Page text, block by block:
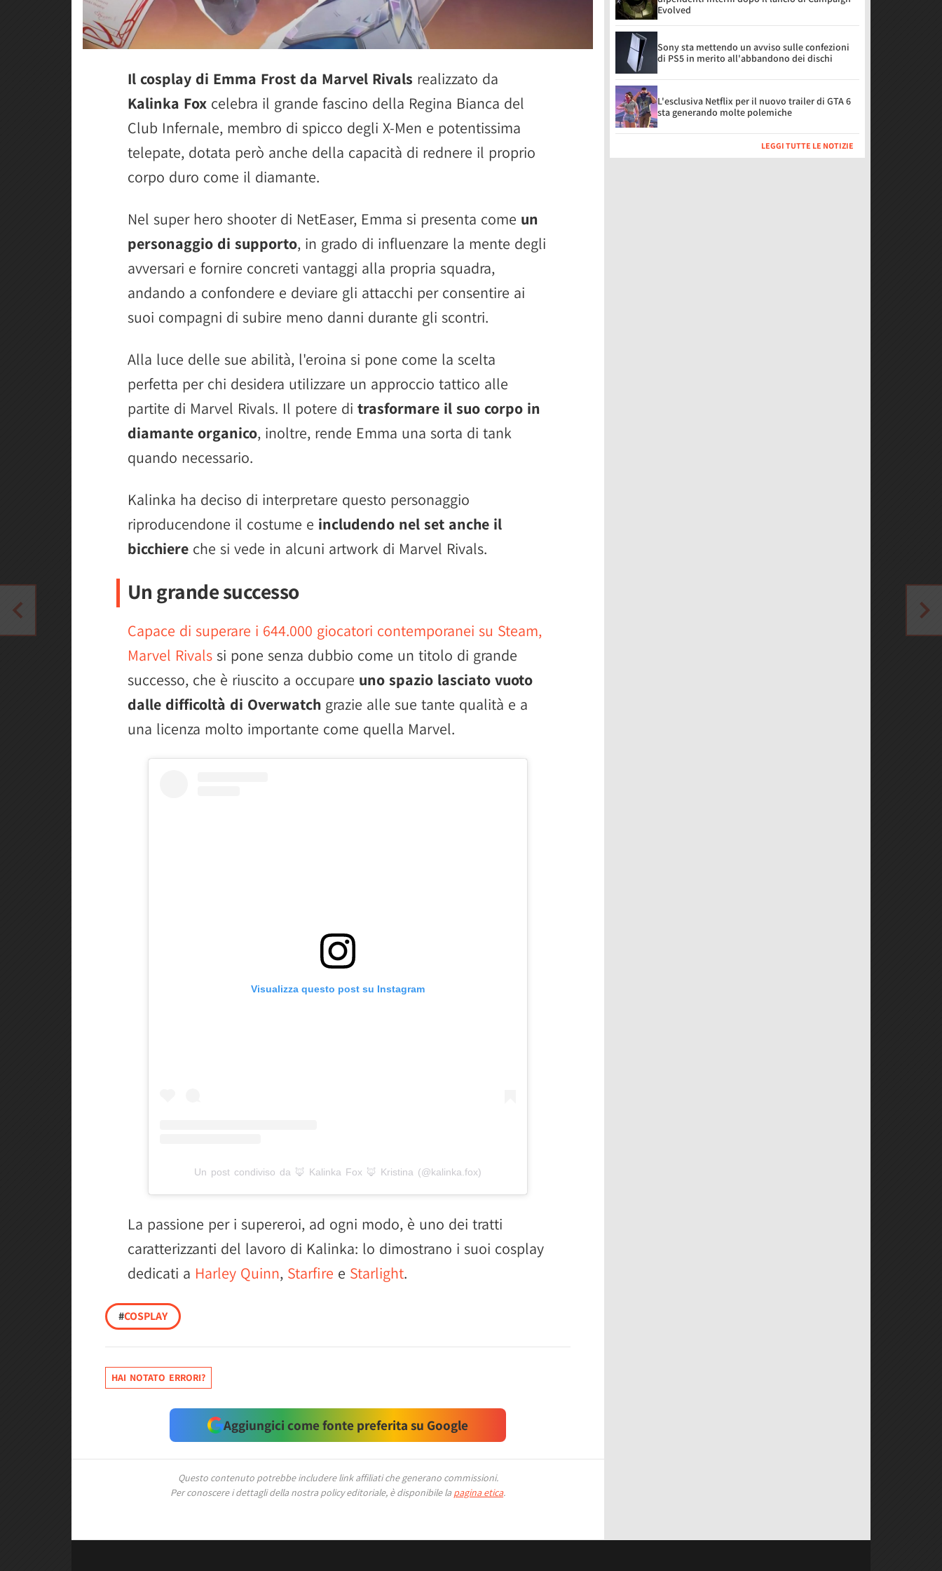
Il cosplay di Emma Frost da Marvel Rivals realizzato da
Kalinka Fox celebra il grande fascino della Regina Bianca del
Club Infernale, membro di spicco degli X-Men e potentissima
telepate, dotata però anche della capacità di rednere il proprio
corpo duro come il diamante.
Nel super hero shooter di NetEaser, Emma si presenta come un
personaggio di supporto, in grado di influenzare la mente degli
avversari e fornire concreti vantaggi alla propria squadra,
andando a confondere e deviare gli attacchi per consentire ai
suoi compagni di subire meno danni durante gli scontri.
Alla luce delle sue abilità, l'eroina si pone come la scelta
perfetta per chi desidera utilizzare un approccio tattico alle
partite di Marvel Rivals. Il potere di trasformare il suo corpo in
diamante organico, inoltre, rende Emma una sorta di tank
quando necessario.
Kalinka ha deciso di interpretare questo personaggio
riproducendone il costume e includendo nel set anche il
bicchiere che si vede in alcuni artwork di Marvel Rivals.
Un grande successo
Capace di superare i 644.000 giocatori contemporanei su Steam,
Marvel Rivals si pone senza dubbio come un titolo di grande
successo, che è riuscito a occupare uno spazio lasciato vuoto
dalle difficoltà di Overwatch grazie alle sue tante qualità e a
una licenza molto importante come quella Marvel.
Visualizza questo post su Instagram
Un post condiviso da 🦊 Kalinka Fox 🦊 Kristina (@kalinka.fox)
La passione per i supereroi, ad ogni modo, è uno dei tratti
caratterizzanti del lavoro di Kalinka: lo dimostrano i suoi cosplay
dedicati a Harley Quinn, Starfire e Starlight.
#COSPLAY
HAI NOTATO ERRORI?
Aggiungici come fonte preferita su Google
Questo contenuto potrebbe includere link affiliati che generano commissioni.
Per conoscere i dettagli della nostra policy editoriale, è disponibile la pagina etica.
Evolved
Sony sta mettendo un avviso sulle confezioni
di PS5 in merito all'abbandono dei dischi
L'esclusiva Netflix per il nuovo trailer di GTA 6
sta generando molte polemiche
LEGGI TUTTE LE NOTIZIE